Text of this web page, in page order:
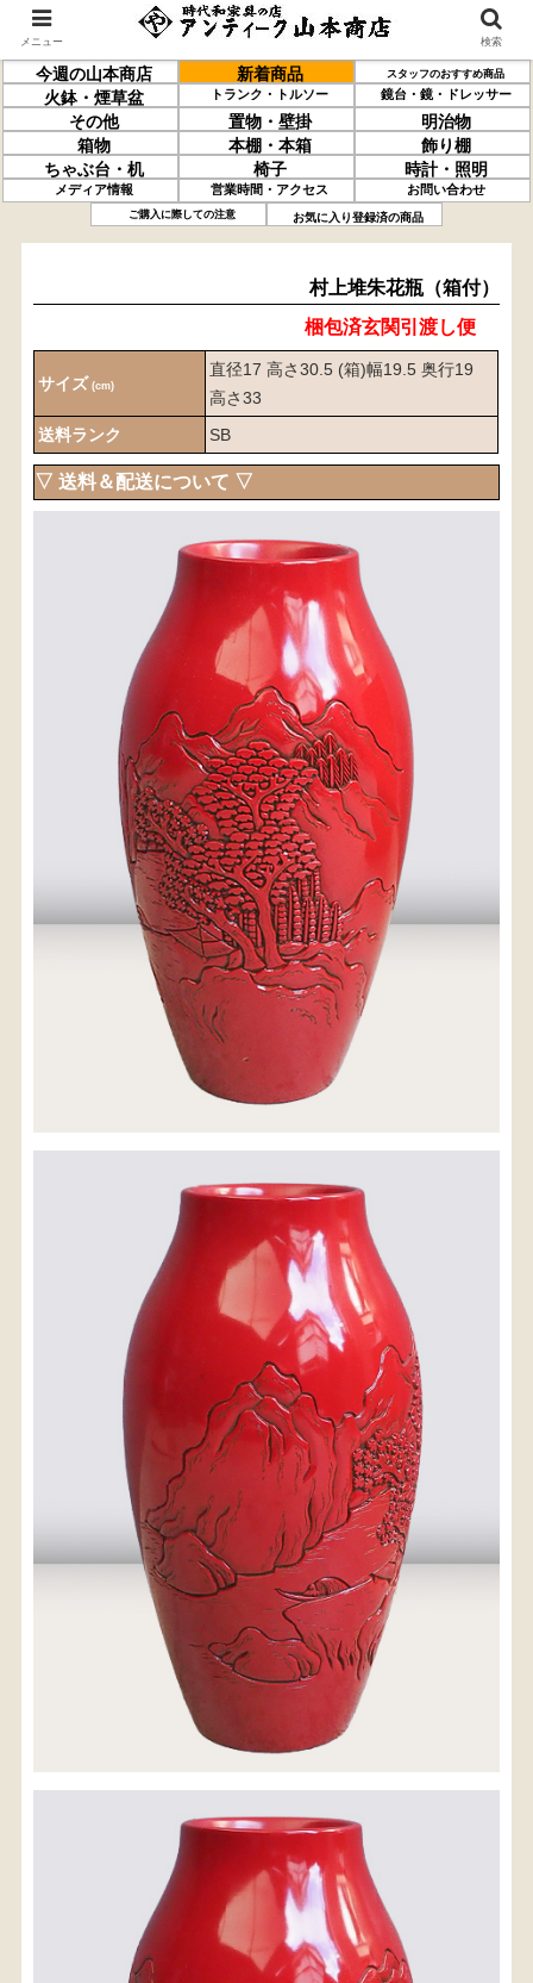
今週の山本商店 新着商品 スタッフのおすすめ商品
火鉢・煙草盆 トランク・トルソー 鏡台・鏡・ドレッサー
その他 置物・壁掛
明治物
箱物
本棚・本箱
飾り棚
ちゃぶ台・机
椅子 時計・照明
メディア情報 営業時間・アクセス お問い合わせ
ご購入に際しての注意 お気に入り登録済の商品
村上堆朱花瓶（箱付）
村上堆朱花瓶（箱付）
梱包済玄関引渡し便
サイズ (cm)
直径17 高さ30.5 (箱)幅19.5 奥行19
高さ33
送料ランク
SB
▽ 送料＆配送について ▽
〈送料について〉
・商品代金に送料は含まれておりません。
・送料は、商品のサイズ・発送先地域によって異なり
・ご購入手続きを進める途中で「宅急便」を選択いた
だくと、自動的に送料が加算されます。
・配送についての詳細は、こちら→
【送料を確認する】
お届け先、送料ランクを選択する事で送料が表
示されます。
お届け先
送料ランク
店舗までお問い合わせ下さい。
03-3468-0853
メニュー 検索